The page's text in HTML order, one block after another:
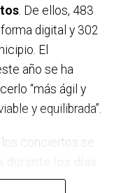
. De ellos, 483
digital y 302
El
año se ha
“más ágil y
y equilibrada”.
los conciertos se
con los